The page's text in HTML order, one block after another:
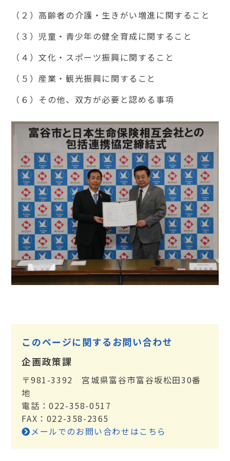
（２）高齢者の介護・生きがい増進に関すること
（３）児童・青少年の健全育成に関すること
（４）文化・スポーツ振興に関すること
（５）産業・観光振興に関すること
（６）その他、双方が必要と認める事項
このページに関するお問い合わせ
企画政策課
〒981-3392 宮城県富谷市富谷坂松田30番
地
電話：022-358-0517
FAX：022-358-2365
メールでのお問い合わせはこちら